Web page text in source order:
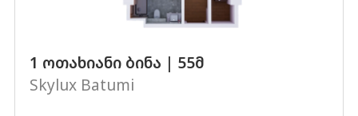
1 ოთახიანი ბინა | 55მ
Skylux Batumi